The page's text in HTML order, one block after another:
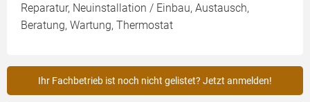
Reparatur, Neuinstallation / Einbau, Austausch,
Beratung, Wartung, Thermostat
Ihr Fachbetrieb ist noch nicht gelistet? Jetzt anmelden!